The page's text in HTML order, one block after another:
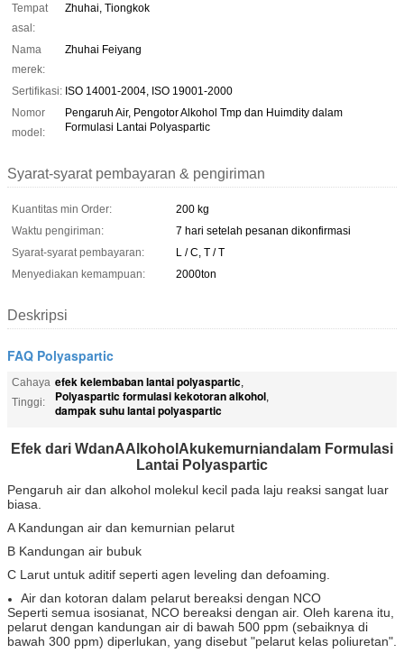
Tempat
asal:
Zhuhai, Tiongkok
Nama
merek:
Zhuhai Feiyang
Sertifikasi: ISO 14001-2004, ISO 19001-2000
Nomor
model:
Pengaruh Air, Pengotor Alkohol Tmp dan Huimdity dalam
Formulasi Lantai Polyaspartic
Syarat-syarat pembayaran & pengiriman
Kuantitas min Order:
200 kg
Waktu pengiriman:
7 hari setelah pesanan dikonfirmasi
Syarat-syarat pembayaran:
L / C, T / T
Menyediakan kemampuan:
2000ton
Deskripsi
FAQ Polyaspartic
Cahaya
Tinggi:
efek kelembaban lantai polyaspartic,
Polyaspartic formulasi kekotoran alkohol,
dampak suhu lantai polyaspartic
Efek dari WdanAAlkohol Aku kemurniandalam Formulasi
Lantai Polyaspartic
Pengaruh air dan alkohol molekul kecil pada laju reaksi sangat luar
biasa.
A Kandungan air dan kemurnian pelarut
B Kandungan air bubuk
C Larut untuk aditif seperti agen leveling dan defoaming.
Air dan kotoran dalam pelarut bereaksi dengan NCO
Seperti semua isosianat, NCO bereaksi dengan air. Oleh karena itu,
pelarut dengan kandungan air di bawah 500 ppm (sebaiknya di
bawah 300 ppm) diperlukan, yang disebut "pelarut kelas poliuretan".